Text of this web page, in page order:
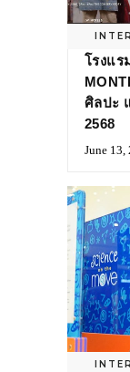
โรงแร
ศิลปะ
2568
June 13,